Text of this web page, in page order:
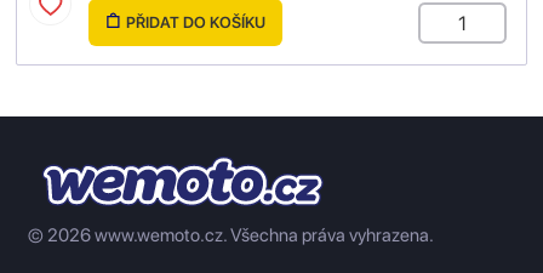
PŘIDAT DO KOŠÍKU
© 2026 www.wemoto.cz.Všechna práva vyhrazena.